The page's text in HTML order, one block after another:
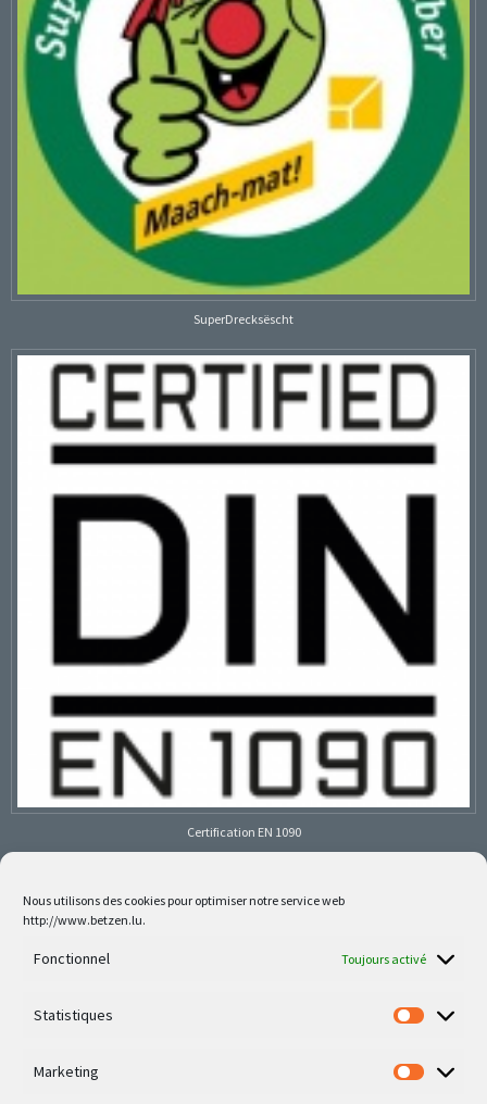
Nous utilisons des cookies pour optimiser notre service web
http://www.betzen.lu.
Fonctionnel Toujours activé
Statistiques
Marketing
SuperDrecksëscht
Certification EN 1090
Follow us on social media